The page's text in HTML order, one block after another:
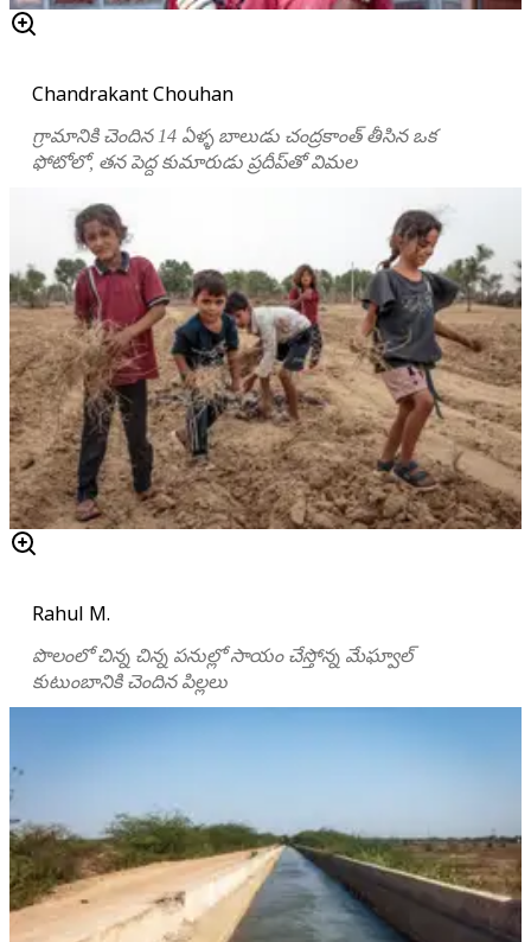
Chandrakant Chouhan
గ్రామానికి చెందిన 14 ఏళ్ళ బాలుడు చంద్రకాంత్ తీసిన ఒక
ఫోటోలో, తన పెద్ద కుమారుడు ప్రదీప్‌తో విమల
Rahul M.
పొలంలో చిన్న చిన్న పనుల్లో సాయం చేస్తోన్న మేఘ్వాల్
కుటుంబానికి చెందిన పిల్లలు